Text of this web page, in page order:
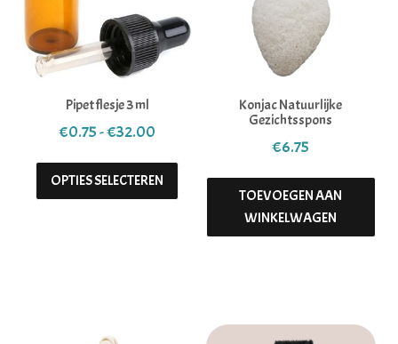
Pipet flesje 3 ml
€0.75-€32.00 Prijsklasse: €0.75 tot €32.00
OPTIES SELECTEREN
Konjac Natuurlijke
Gezichtsspons
€6.75
TOEVOEGEN AAN
WINKELWAGEN